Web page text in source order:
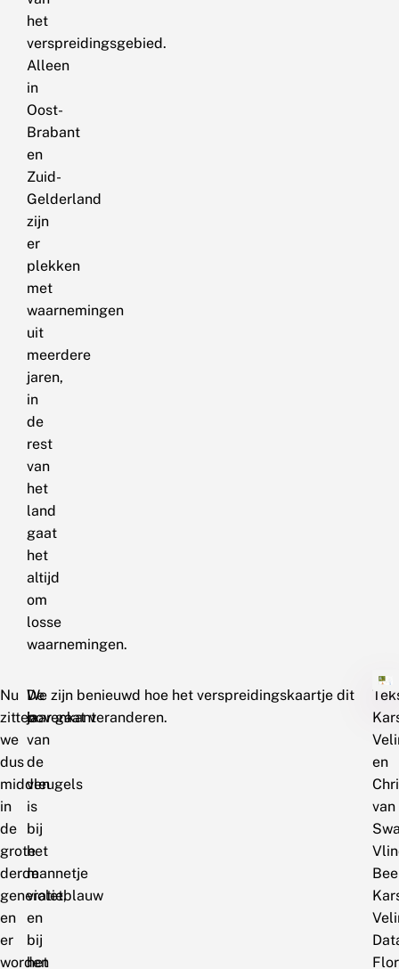
het
verspreidingsgebied.
Alleen
in
Oost-
Brabant
en
Zuid-
Gelderland
zijn
er
plekken
met
waarnemingen
uit
meerdere
jaren,
in
de
rest
van
het
land
gaat
het
altijd
om
losse
waarnemingen.
Nu
zitten
we
dus
midden
in
de
grote
derde
generatie,
en
er
worden
De
bovenkant
van
de
vleugels
is
bij
het
mannetje
violetblauw
en
bij
het
We zijn benieuwd hoe het verspreidingskaartje dit
jaar gaat veranderen.
en
van